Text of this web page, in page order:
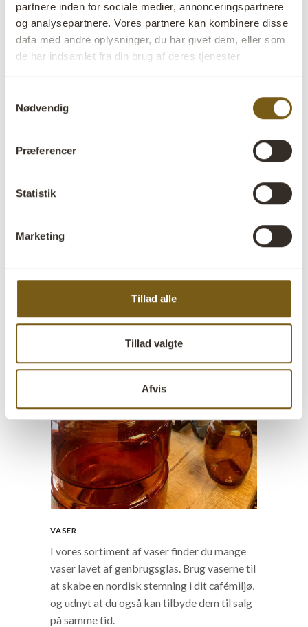
partnere inden for sociale medier, annonceringspartnere
og analysepartnere. Vores partnere kan kombinere disse
data med andre oplysninger, du har givet dem, eller som
de har indsamlet fra din brug af deres tjenester
Nødvendig
Præferencer
Statistik
Marketing
Tillad alle
Tillad valgte
Afvis
Uundværlige møbler til indretning
af butikscafé
VASER
I vores sortiment af vaser finder du mange
vaser lavet af genbrugsglas. Brug vaserne til
at skabe en nordisk stemning i dit cafémiljø,
og udnyt at du også kan tilbyde dem til salg
på samme tid.